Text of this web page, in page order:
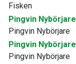
Fisken
Pingvin
Pingvin Nybörjare
Pingvin
Pingvin Nybörjare